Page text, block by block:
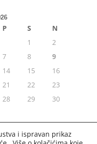
P S
N
1
2
7 8
9
14 15
16
21 22
23
28 29
30
i ispravan prikaz